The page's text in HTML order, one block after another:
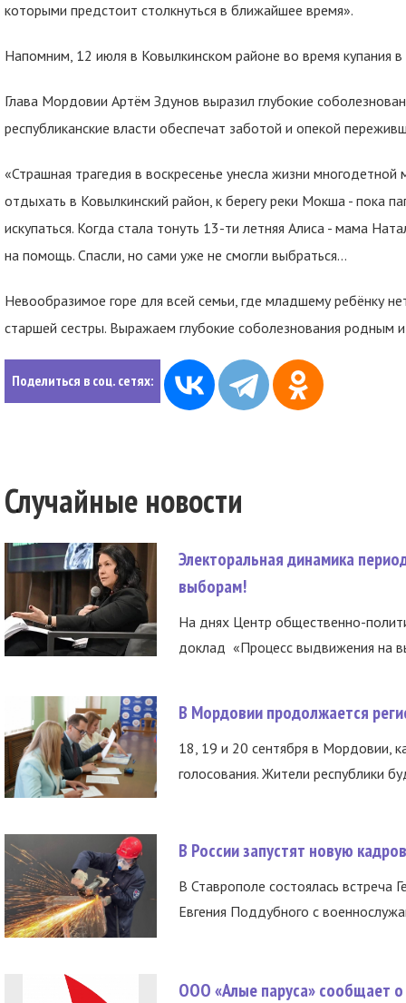
которыми предстоит столкнуться в ближайшее время».
Напомним, 12 июля в Ковылкинском районе во время купания
Глава Мордовии Артём Здунов выразил глубокие
республиканские власти обеспечат заботой и опекой
«Страшная трагедия в воскресенье унесла жизни
отдыхать в Ковылкинский район, к берегу реки Мокша - пока
искупаться. Когда стала тонуть 13-ти летняя Алиса - мама
на помощь. Спасли, но сами уже не смогли выбраться…
Невообразимое горе для всей семьи, где младшему ребёнку
старшей сестры. Выражаем глубокие соболезнования родным
Поделиться в соц. сетях:
Случайные новости
Электоральная динамика
выборам!
На днях Центр общественно-
доклад «Процесс выдвижения на
В Мордовии продолжается
18, 19 и 20 сентября в Мордовии,
голосования. Жители республики
В России запустят новую
В Ставрополе состоялась встреча
Евгения Поддубного с
ООО «Алые паруса» сообщает о